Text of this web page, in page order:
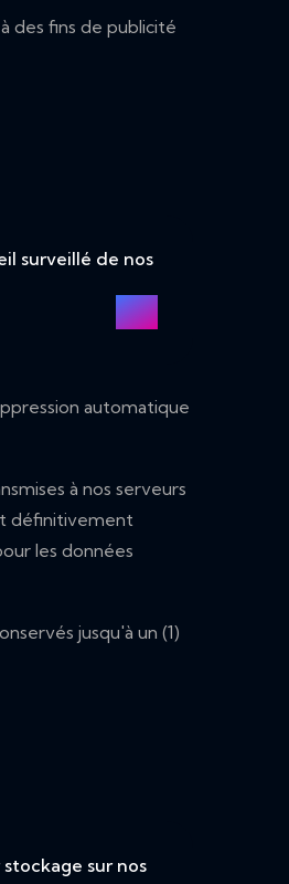
des fins de publicité
surveillé de nos
automatique
à nos serveurs
définitivement
les données
jusqu'à un (1)
sur nos